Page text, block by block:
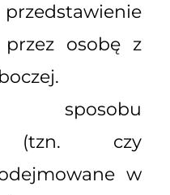
osobę z
sposobu
(tzn. czy
w